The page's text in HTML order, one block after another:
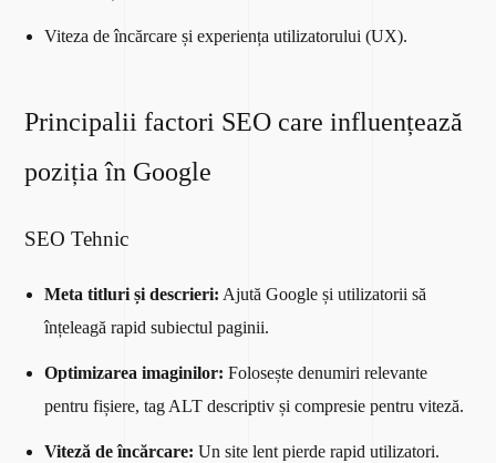
Viteza de încărcare și experiența utilizatorului (UX).
Principalii factori SEO care influențează
poziția în Google
SEO Tehnic
Meta titluri și descrieri: Ajută Google și utilizatorii să
înțeleagă rapid subiectul paginii.
Optimizarea imaginilor: Folosește denumiri relevante
pentru fișiere, tag ALT descriptiv și compresie pentru viteză.
Viteză de încărcare: Un site lent pierde rapid utilizatori.